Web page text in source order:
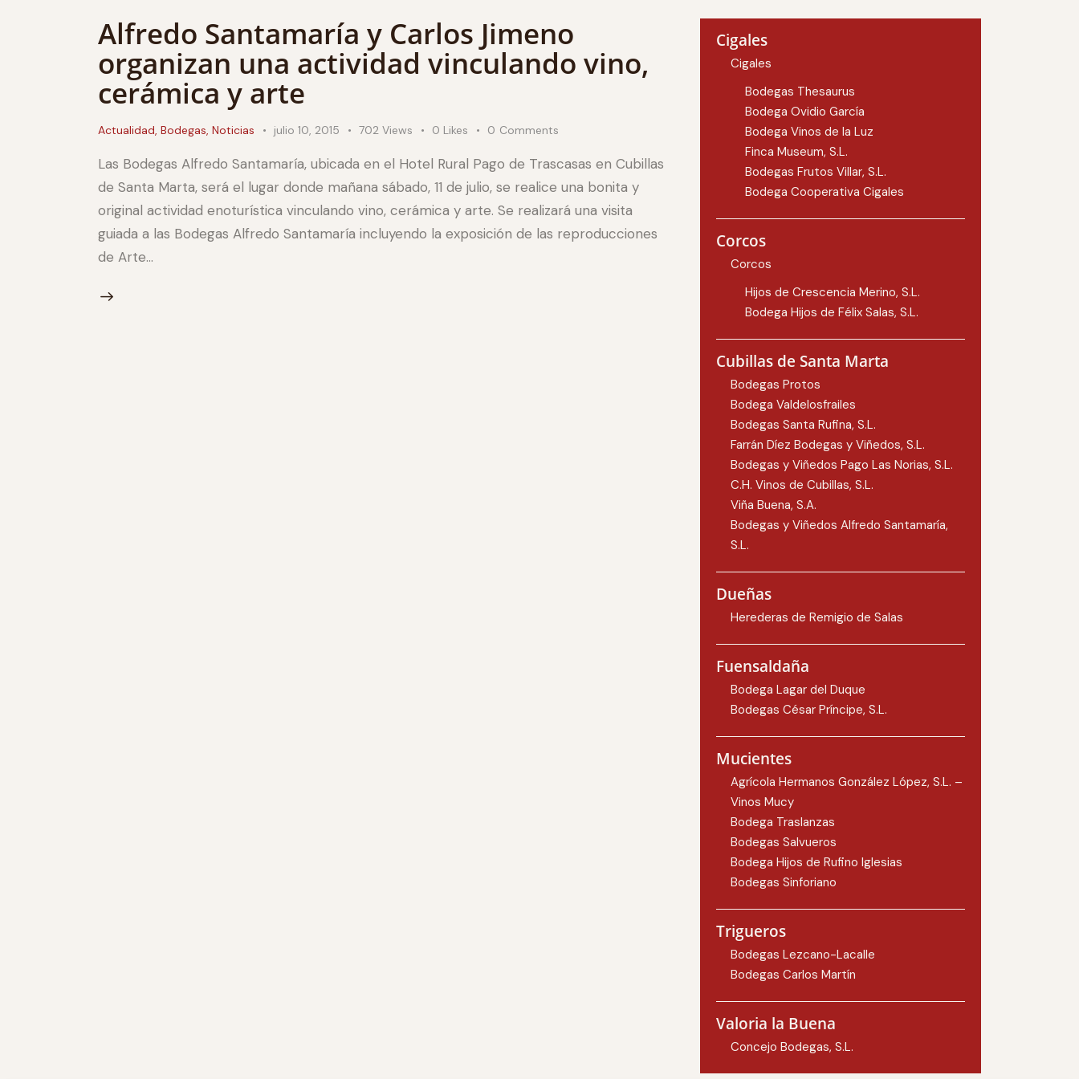
Alfredo Santamaría y Carlos Jimeno
organizan una actividad vinculando vino,
cerámica y arte
Actualidad, Bodegas, Noticias julio 10, 2015 702 Views 0 Likes 0 Comments
Las Bodegas Alfredo Santamaría, ubicada en el Hotel Rural Pago de Trascasas en Cubillas
de Santa Marta, será el lugar donde mañana sábado, 11 de julio, se realice una bonita y
original actividad enoturística vinculando vino, cerámica y arte. Se realizará una visita
guiada a las Bodegas Alfredo Santamaría incluyendo la exposición de las reproducciones
de Arte…
Cigales
Cigales
Bodegas Thesaurus
Bodega Ovidio García
Bodega Vinos de la Luz
Finca Museum, S.L.
Bodegas Frutos Villar, S.L.
Bodega Cooperativa Cigales
Corcos
Corcos
Hijos de Crescencia Merino, S.L.
Bodega Hijos de Félix Salas, S.L.
Cubillas de Santa Marta
Bodegas Protos
Bodega Valdelosfrailes
Bodegas Santa Rufina, S.L.
Farrán Díez Bodegas y Viñedos, S.L.
Bodegas y Viñedos Pago Las Norias, S.L.
C.H. Vinos de Cubillas, S.L.
Viña Buena, S.A.
Bodegas y Viñedos Alfredo Santamaría,
S.L.
Dueñas
Herederas de Remigio de Salas
Fuensaldaña
Bodega Lagar del Duque
Bodegas César Príncipe, S.L.
Mucientes
Agrícola Hermanos González López, S.L. –
Vinos Mucy
Bodega Traslanzas
Bodegas Salvueros
Bodega Hijos de Rufino Iglesias
Bodegas Sinforiano
Trigueros
Bodegas Lezcano-Lacalle
Bodegas Carlos Martín
Valoria la Buena
Concejo Bodegas, S.L.